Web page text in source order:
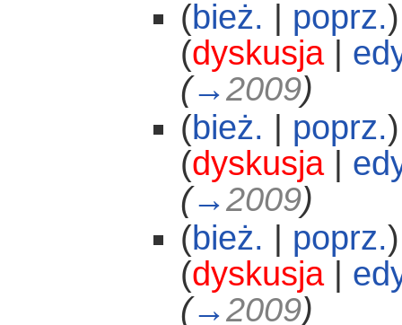
(bież. poprz.)
(dyskusja|
(→2009)
(bież. poprz.)
(dyskusja|
(→2009)
(bież. poprz.)
(dyskusja|
(→2009)